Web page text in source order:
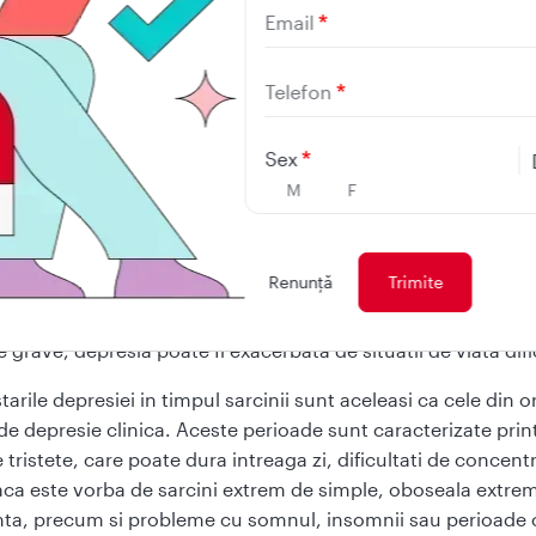
in sarcina: ce este si
si ca depresie antepartum, aceasta este o tulburare
oricarei depresii clinice. Tulburarile afective sunt
biologice care implica modificari la nivelul compozitiei
si
schimbari de dispozitie
. In timpul sarcinii, modificarile
grave, depresia poate fi exacerbata de situatii de viata
depresiei in timpul sarcinii sunt aceleasi ca cele din
depresie clinica. Aceste perioade sunt caracterizate
tristete, care poate dura intreaga zi, dificultati de
este vorba de sarcini extrem de simple, oboseala
precum si probleme cu somnul, insomnii sau perioade
Email
Telefon
Sex
M F
Renunţă